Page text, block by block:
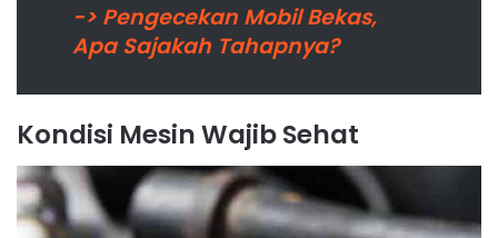
-> Pengecekan Mobil Bekas,
Apa Sajakah Tahapnya?
Kondisi Mesin Wajib Sehat